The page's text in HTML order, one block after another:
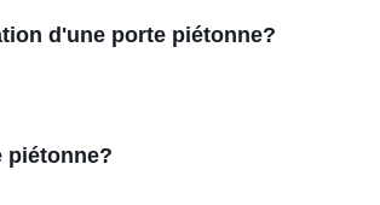
d'une porte piétonne?
piétonne?